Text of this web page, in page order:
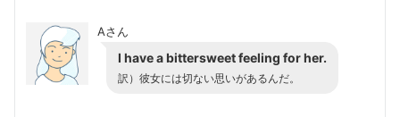
Aさん
I have a bittersweet feeling for her.
訳）彼女には切ない思いがあるんだ。